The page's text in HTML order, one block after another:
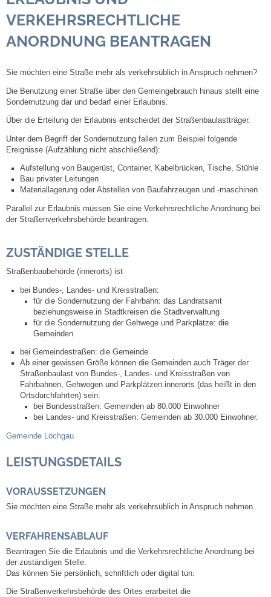
Steuern
Haushalt 2026
Trinkwasser - Härtebereich
Redaktionsstatut für das Amtsblatt
Service
Fahrplanauskünfte
Abfall-Infos
Ortsplan
Bildergalerie
Rund um den Wein
Schlepper / Traktor
Stellenangebote
ERKEHRSRECHTLICHE A
NORDNUNG BEANTRAGEN
Sie möchten eine Straße mehr als verkehrsüblich in Anspruch nehmen?
Die Benutzung einer Straße über den Gemeingebrauch hinaus stellt eine
Sondernutzung dar und bedarf einer Erlaubnis.
Über die Erteilung der Erlaubnis entscheidet der Straßenbaulastträger.
Unter dem Begriff der Sondernutzung fallen zum Beispiel folgende
Ereignisse (Aufzählung nicht abschließend):
Aufstellung von Baugerüst, Container, Kabelbrücken, Tische, Stühle
Bau privater Leitungen
Materiallagerung oder Abstellen von Baufahrzeugen und -maschinen
Parallel zur Erlaubnis müssen Sie eine Verkehrsrechtliche Anordnung bei
der Straßenverkehrsbehörde beantragen.
ZUSTÄNDIGE STELLE
Straßenbaubehörde (innerorts) ist
bei Bundes-, Landes- und Kreisstraßen:
für die Sondernutzung der Fahrbahn: das Landratsamt
beziehungsweise in Stadtkreisen die Stadtverwaltung
für die Sondernutzung der Gehwege und Parkplätze: die
Gemeinden
bei Gemeindestraßen: die Gemeinde
Ab einer gewissen Größe können die Gemeinden auch Träger der
Straßenbaulast von Bundes-, Landes- und Kreisstraßen von
Fahrbahnen, Gehwegen und Parkplätzen innerorts (das heißt in den
Ortsdurchfahrten) sein:
bei Bundesstraßen: Gemeinden ab 80.000 Einwohner
bei Landes- und Kreisstraßen: Gemeinden ab 30.000 Einwohner.
Gemeinde Löchgau
LEISTUNGSDETAILS
VORAUSSETZUNGEN
Sie möchten eine Straße mehr als verkehrsüblich in Anspruch nehmen.
VERFAHRENSABLAUF
Beantragen Sie die Erlaubnis und die Verkehrsrechtliche Anordnung bei
der zuständigen Stelle.
Das können Sie persönlich, schriftlich oder digital tun.
Die Straßenverkehrsbehörde des Ortes erarbeitet die